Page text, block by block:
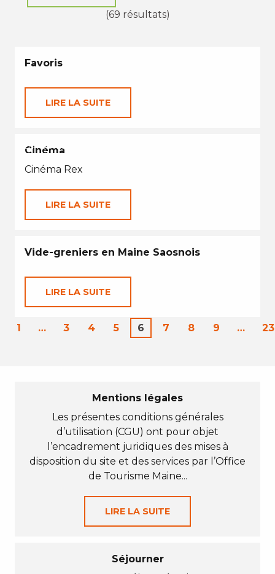
(69 résultats)
Favoris
LIRE LA SUITE
EN TOUTES SAISONS
Cinéma
Cinéma Rex
LIRE LA SUITE
Vide-greniers en Maine Saosnois
LIRE LA SUITE
1 … 3 4 5 6 7 8 9 … 23
Mentions légales
Les présentes conditions générales
d’utilisation (CGU) ont pour objet
l’encadrement juridiques des mises à
disposition du site et des services par l’Office
de Tourisme Maine...
LIRE LA SUITE
Séjourner